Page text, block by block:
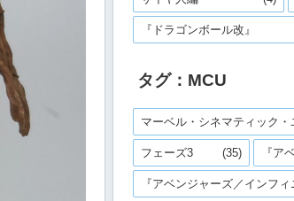
『ドラゴンボール改』
タグ：MCU
マーベル・シネマティック・
フェーズ3 (35) 『ア
『アベンジャーズ／インフィ